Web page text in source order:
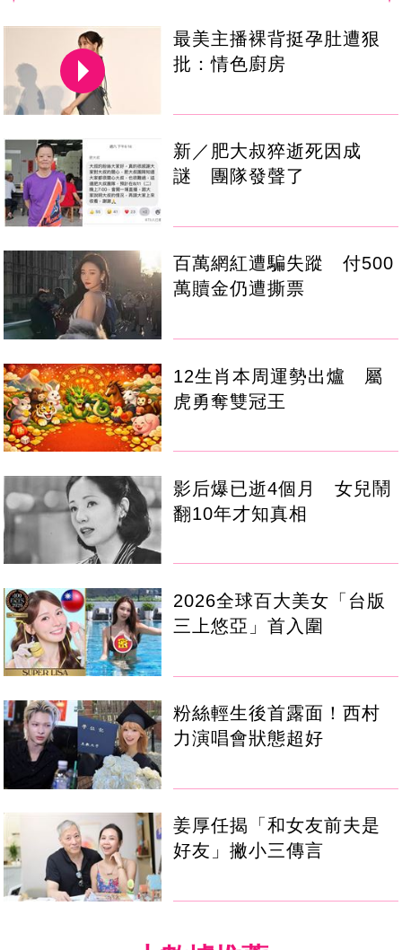
最美主播裸背挺孕肚遭狠
批：情色廚房
新／肥大叔猝逝死因成
謎 團隊發聲了
百萬網紅遭騙失蹤 付500
萬贖金仍遭撕票
12生肖本周運勢出爐 屬
虎勇奪雙冠王
影后爆已逝4個月 女兒鬧
翻10年才知真相
2026全球百大美女「台版
三上悠亞」首入圍
粉絲輕生後首露面！西村
力演唱會狀態超好
姜厚任揭「和女友前夫是
好友」撇小三傳言